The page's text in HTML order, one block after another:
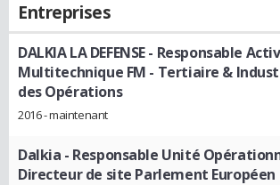
Entreprises
DALKIA LA DEFENSE- Responsable
Multitechnique FM - Tertiaire &
des Opérations
2016 - maintenant
Dalkia - Responsable Unité
Directeur de site Parlement Européen